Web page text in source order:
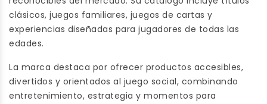
clásicos, juegos familiares, juegos de cartas y
experiencias diseñadas para jugadores de todas las
edades.
La marca destaca por ofrecer productos accesibles,
divertidos y orientados al juego social, combinando
entretenimiento, estrategia y momentos para